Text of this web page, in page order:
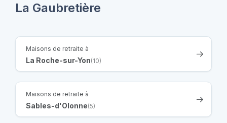
La Gaubretière
Maisons de retraite à
La Roche-sur-Yon(10)
Maisons de retraite à
Sables-d'Olonne(5)